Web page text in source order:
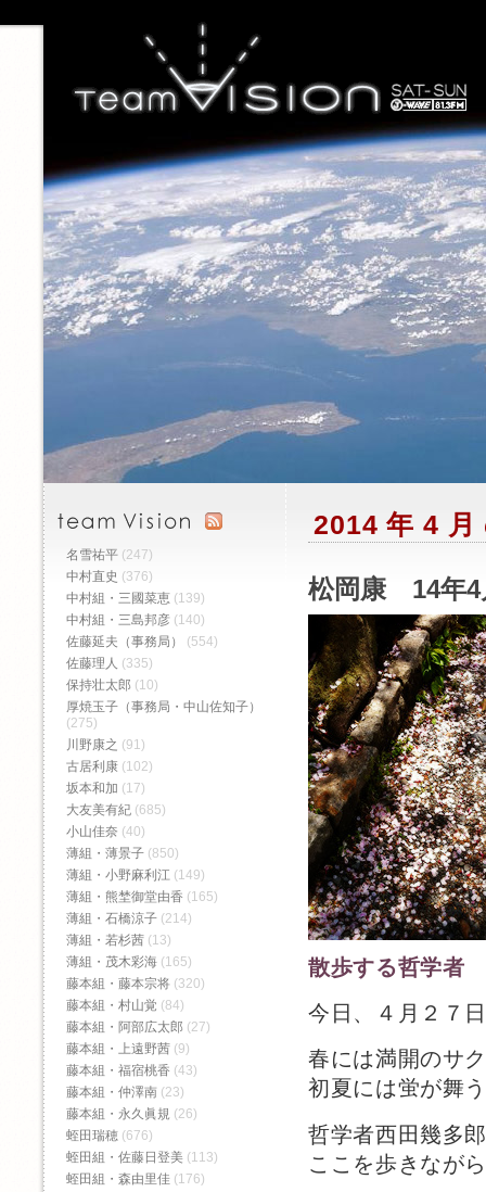
2014 年 4 月
松岡康 14年4
散歩する哲学者
今日、４月２７
春には満開のサ
初夏には蛍が舞
哲学者西田幾多
ここを歩きなが
名雪祐平 (247)
中村直史 (376)
中村組・三國菜恵 (139)
中村組・三島邦彦 (140)
佐藤延夫（事務局）
(554)
佐藤理人 (335)
保持壮太郎 (10)
厚焼玉子（事務局・中山佐知子）
(275)
川野康之 (91)
古居利康 (102)
坂本和加 (17)
大友美有紀 (685)
小山佳奈 (40)
薄組・薄景子 (850)
薄組・小野麻利江 (149)
薄組・熊埜御堂由香 (165)
薄組・石橋涼子 (214)
薄組・若杉茜 (13)
薄組・茂木彩海 (165)
藤本組・藤本宗将 (320)
藤本組・村山覚 (84)
藤本組・阿部広太郎 (27)
藤本組・上遠野茜 (9)
藤本組・福宿桃香‬ (43)
藤本組・仲澤南 (23)
藤本組・永久眞規 (26)
蛭田瑞穂 (676)
蛭田組・佐藤日登美 (113)
蛭田組・森由里佳 (176)